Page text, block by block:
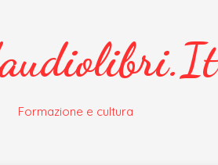
Formazione e cultura